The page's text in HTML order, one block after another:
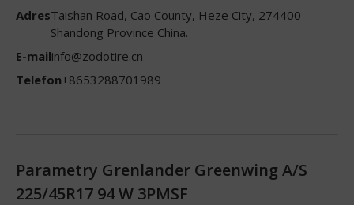
AdresTaishan Road, Cao County, Heze City, 274400
Shandong Province China.
E-mailinfo@zodotire.cn
Telefon+8653288701989
Parametry Grenlander Greenwing A/S
225/45R17 94 W 3PMSF